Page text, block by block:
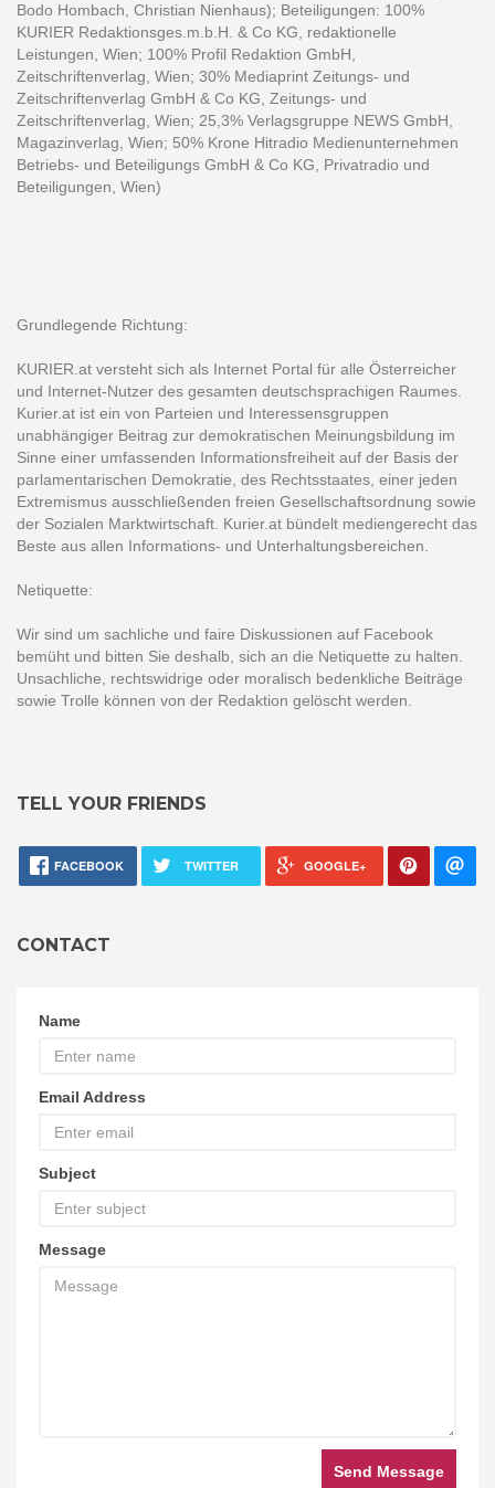
Bodo Hombach, Christian Nienhaus); Beteiligungen: 100%
KURIER Redaktionsges.m.b.H. & Co KG, redaktionelle
Leistungen, Wien; 100% Profil Redaktion GmbH,
Zeitschriftenverlag, Wien; 30% Mediaprint Zeitungs- und
Zeitschriftenverlag GmbH & Co KG, Zeitungs- und
Zeitschriftenverlag, Wien; 25,3% Verlagsgruppe NEWS GmbH,
Magazinverlag, Wien; 50% Krone Hitradio Medienunternehmen
Betriebs- und Beteiligungs GmbH & Co KG, Privatradio und
Beteiligungen, Wien)
Grundlegende Richtung:
KURIER.at versteht sich als Internet Portal für alle Österreicher
und Internet-Nutzer des gesamten deutschsprachigen Raumes.
Kurier.at ist ein von Parteien und Interessensgruppen
unabhängiger Beitrag zur demokratischen Meinungsbildung im
Sinne einer umfassenden Informationsfreiheit auf der Basis der
parlamentarischen Demokratie, des Rechtsstaates, einer jeden
Extremismus ausschließenden freien Gesellschaftsordnung sowie
der Sozialen Marktwirtschaft. Kurier.at bündelt mediengerecht das
Beste aus allen Informations- und Unterhaltungsbereichen.
Netiquette:
Wir sind um sachliche und faire Diskussionen auf Facebook
bemüht und bitten Sie deshalb, sich an die Netiquette zu halten.
Unsachliche, rechtswidrige oder moralisch bedenkliche Beiträge
sowie Trolle können von der Redaktion gelöscht werden.
TELL YOUR FRIENDS
FACEBOOK TWITTER GOOGLE+
CONTACT
Name
Email Address
Subject
Message
Send Message